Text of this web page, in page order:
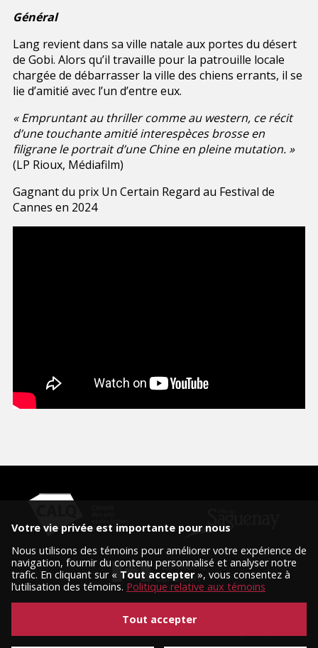
Général
Lang revient dans sa ville natale aux portes du désert
de Gobi. Alors qu’il travaille pour la patrouille locale
chargée de débarrasser la ville des chiens errants, il se
lie d’amitié avec l’un d’entre eux.
« Empruntant au thriller comme au western, ce récit
d’une touchante amitié interespèces brosse en
filigrane le portrait d’une Chine en pleine mutation. »
(LP Rioux, Médiafilm)
Gagnant du prix Un Certain Regard au Festival de
Cannes en 2024
Votre vie privée est importante pour nous
Nous utilisons des témoins pour améliorer votre expérience de
navigation, fournir du contenu personnalisé et analyser notre
trafic. En cliquant sur « Tout accepter», vous consentez à
l’utilisation des témoins. Politique relative aux témoins
Tout accepter